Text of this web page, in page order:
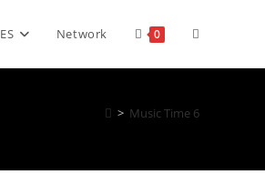
Network 0 Toggle
search
> Music Time 6